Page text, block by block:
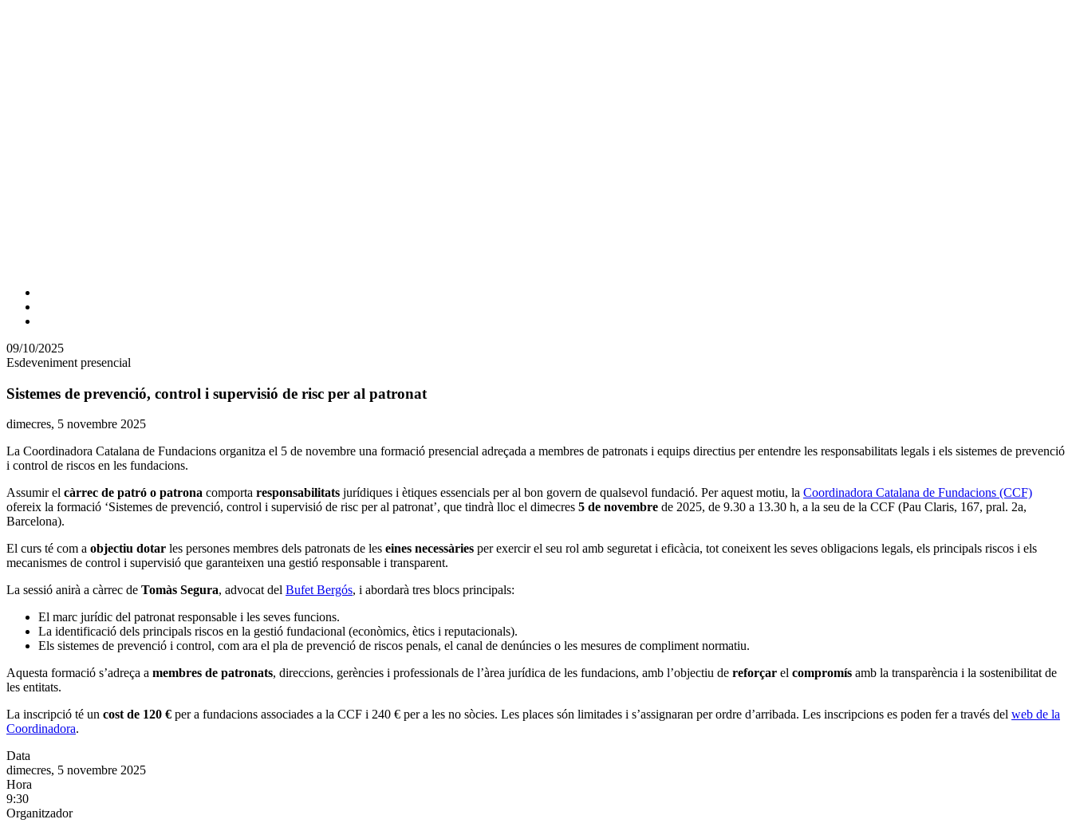
Comparteix
altres
xarxes
09/10/2025
Esdeveniment presencial
Sistemes de prevenció, control i supervisió de risc per al patronat
Data
l'esdeveniment:
dimecres, 5 novembre 2025
La Coordinadora Catalana de Fundacions organitza el 5 de novembre una formació presencial adreçada a membres de patronats i equips directius per entendre les responsabilitats legals i els sistemes de prevenció
i control de riscos en les fundacions.
Assumir el càrrec de patró o patrona comporta responsabilitats jurídiques i ètiques essencials per al bon govern de qualsevol fundació. Per aquest motiu, la Coordinadora Catalana de Fundacions (CCF)
ofereix la formació ‘Sistemes de prevenció, control i supervisió de risc per al patronat’, que tindrà lloc el dimecres 5 de novembre de 2025, de 9.30 a 13.30 h, a la seu de la CCF (Pau Claris, 167, pral. 2a,
Barcelona).
El curs té com a objectiu dotar les persones membres dels patronats de les eines necessàries per exercir el seu rol amb seguretat i eficàcia, tot coneixent les seves obligacions legals, els principals riscos i els
mecanismes de control i supervisió que garanteixen una gestió responsable i transparent.
La sessió anirà a càrrec de Tomàs Segura, advocat del Bufet Bergós, i abordarà tres blocs principals:
El marc jurídic del patronat responsable i les seves funcions.
La identificació dels principals riscos en la gestió fundacional (econòmics, ètics i reputacionals).
Els sistemes de prevenció i control, com ara el pla de prevenció de riscos penals, el canal de denúncies o les mesures de compliment normatiu.
Aquesta formació s’adreça a membres de patronats, direccions, gerències i professionals de l’àrea jurídica de les fundacions, amb l’objectiu de reforçar el compromís amb la transparència i la sostenibilitat de
les entitats.
La inscripció té un cost de 120 € per a fundacions associades a la CCF i 240 € per a les no sòcies. Les places són limitades i s’assignaran per ordre d’arribada. Les inscripcions es poden fer a través del web de la
Coordinadora.
Data
dimecres, 5 novembre 2025
Hora
9:30
Organitzador